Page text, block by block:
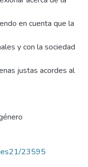
en cuenta que la
y con la sociedad
justas acordes al
23595